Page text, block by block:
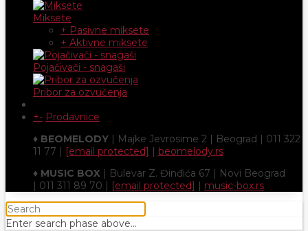
Miksete
+ Pasivne miksete
+ Aktivne miksete
Pojačivači - snagaši
Pribor za ozvučenja
+- Prodavnice
♦ BEOMELODY | Majke Jevrosime 2 | Beograd | 011 322
11 77 | [email protected] | beomelody.rs
♦ MUSIC BOX | Bulevar Z. Đinđića 67 | Novi Beograd
| 011 311 89 70 | [email protected] | music-box.rs
Enter search phase above...